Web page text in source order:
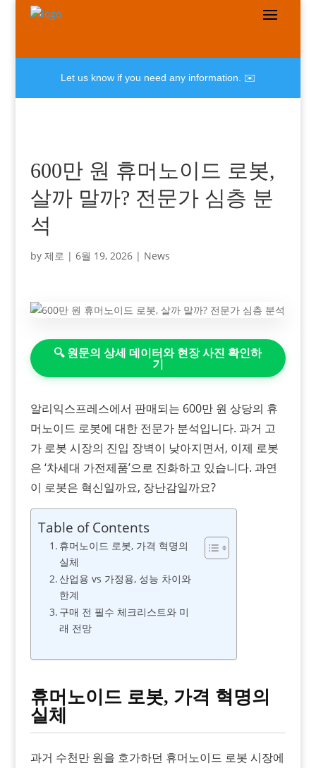
Let us know if you need any information. ✉️
600만 원 휴머노이드 로봇,
살까 말까? 전문가 심층 분
석
by 제로 | 6월 19, 2026| News
🔍 원문의 상세 데이터와 현장 사진 확인하
기
알리익스프레스에서 판매되는 600만 원 상당의 휴
머노이드 로봇에 대한 전문가 분석입니다. 과거 고
가 로봇 시장의 진입 장벽이 낮아지면서, 이제 로봇
은 ‘차세대 가전제품’으로 진화하고 있습니다. 과연
이 로봇은 혁신일까요, 장난감일까요?
Table of Contents
휴머노이드 로봇, 가격 혁명의
실체
산업용 vs 가정용, 성능 차이와
한계
구매 전 필수 체크리스트와 미
래 전망
휴머노이드 로봇, 가격 혁명의
실체
과거 수천만 원을 호가하던 휴머노이드 로봇 시장에